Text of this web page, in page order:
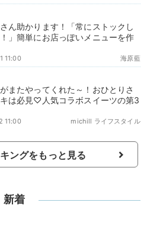
ん助かります！「常にストックし
」簡単にお店っぽいメニューを作
海原藍
11:00
またやってくれた～！おひとりさ
は必見♡人気コラボスイーツの第3
michill ライフスタイル
11:00
ングをもっと見る
新着